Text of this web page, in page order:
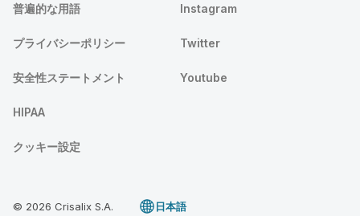
普遍的な用語
プライバシーポリシー
安全性ステートメント
HIPAA
クッキー設定
Instagram
Twitter
Youtube
© 2026 Crisalix S.A. 日本語